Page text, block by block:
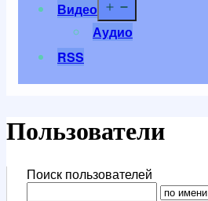
Видео
Аудио
RSS
Пользователи
Поиск пользователей